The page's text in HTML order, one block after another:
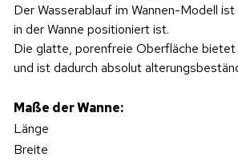
Der Wasserablauf im Wannen-Modell
in der Wanne positioniert ist.
Die glatte, porenfreie Oberfläche
und ist dadurch absolut
Maße der Wanne:
Länge
Breite